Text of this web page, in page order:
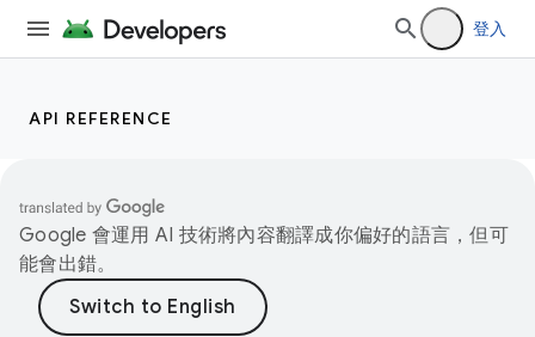
登入
API REFERENCE
Google 會運用 AI 技術將內容翻譯成你偏好的語言，但可
能會出錯。